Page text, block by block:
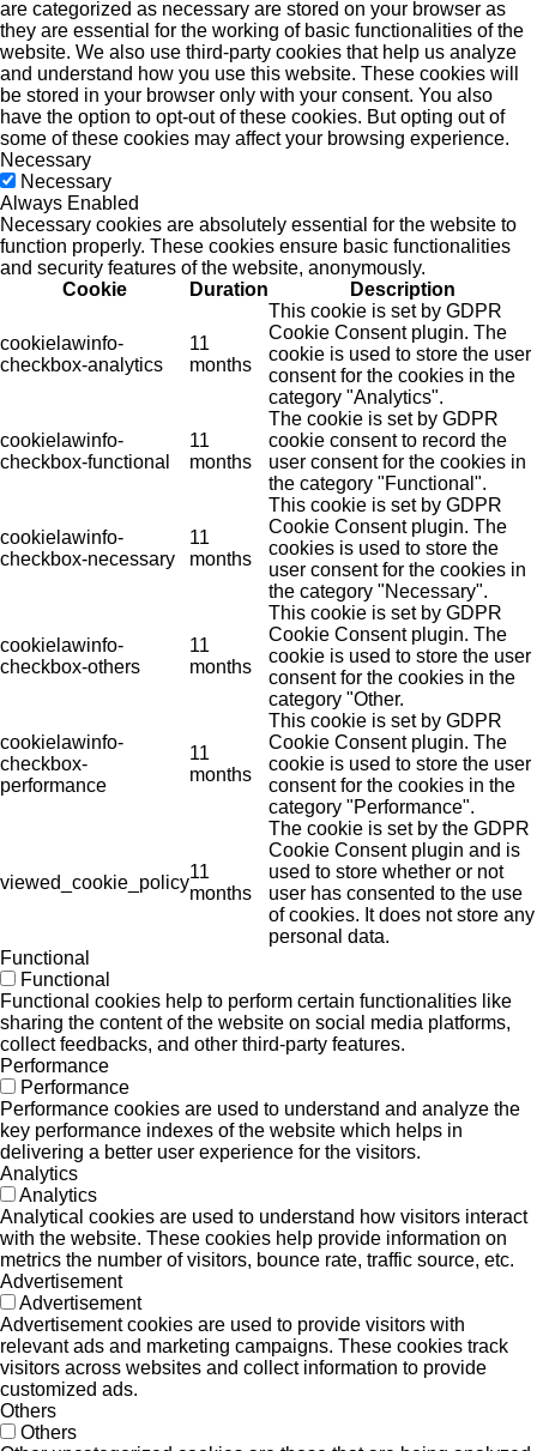
are categorized as necessary are stored on your browser as
they are essential for the working of basic functionalities of the
website. We also use third-party cookies that help us analyze
and understand how you use this website. These cookies will
be stored in your browser only with your consent. You also
have the option to opt-out of these cookies. But opting out of
some of these cookies may affect your browsing experience.
Necessary
Necessary
Always Enabled
Necessary cookies are absolutely essential for the website to
function properly. These cookies ensure basic functionalities
and security features of the website, anonymously.
Cookie
Duration Description
cookielawinfo-
checkbox-analytics
11
months
This cookie is set by GDPR
Cookie Consent plugin. The
cookie is used to store the user
consent for the cookies in the
category "Analytics".
cookielawinfo-
checkbox-functional
11
months
The cookie is set by GDPR
cookie consent to record the
user consent for the cookies in
the category "Functional".
cookielawinfo-
checkbox-necessary
11
months
This cookie is set by GDPR
Cookie Consent plugin. The
cookies is used to store the
user consent for the cookies in
the category "Necessary".
cookielawinfo-
checkbox-others
11
months
This cookie is set by GDPR
Cookie Consent plugin. The
cookie is used to store the user
consent for the cookies in the
category "Other.
cookielawinfo-
checkbox-
performance
11
months
This cookie is set by GDPR
Cookie Consent plugin. The
cookie is used to store the user
consent for the cookies in the
category "Performance".
viewed_cookie_policy
11
months
The cookie is set by the GDPR
Cookie Consent plugin and is
used to store whether or not
user has consented to the use
of cookies. It does not store any
personal data.
Functional
Functional
Functional cookies help to perform certain functionalities like
sharing the content of the website on social media platforms,
collect feedbacks, and other third-party features.
Performance
Performance
Performance cookies are used to understand and analyze the
key performance indexes of the website which helps in
delivering a better user experience for the visitors.
Analytics
Analytics
Analytical cookies are used to understand how visitors interact
with the website. These cookies help provide information on
metrics the number of visitors, bounce rate, traffic source, etc.
Advertisement
Advertisement
Advertisement cookies are used to provide visitors with
relevant ads and marketing campaigns. These cookies track
visitors across websites and collect information to provide
customized ads.
Others
Others